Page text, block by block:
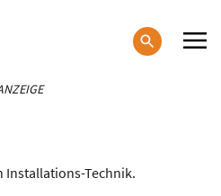
Installations-Technik.